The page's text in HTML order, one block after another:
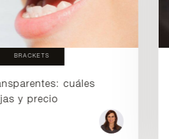
BRACKETS
cuáles
y precio